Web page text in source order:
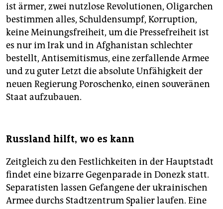
ist ärmer, zwei nutzlose Revolutionen, Oligarchen
bestimmen alles, Schuldensumpf, Korruption,
keine Meinungsfreiheit, um die Pressefreiheit ist
es nur im Irak und in Afghanistan schlechter
bestellt, Antisemitismus, eine zerfallende Armee
und zu guter Letzt die absolute Unfähigkeit der
neuen Regierung Poroschenko, einen souveränen
Staat aufzubauen.
Russland hilft, wo es kann
Zeitgleich zu den Festlichkeiten in der Hauptstadt
findet eine bizarre Gegenparade in Donezk statt.
Separatisten lassen Gefangene der ukrainischen
Armee durchs Stadtzentrum Spalier laufen. Eine